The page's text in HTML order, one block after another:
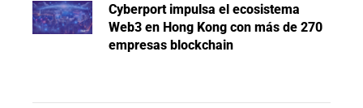
Cyberport impulsa el ecosistema
Web3 en Hong Kong con más de 270
empresas blockchain